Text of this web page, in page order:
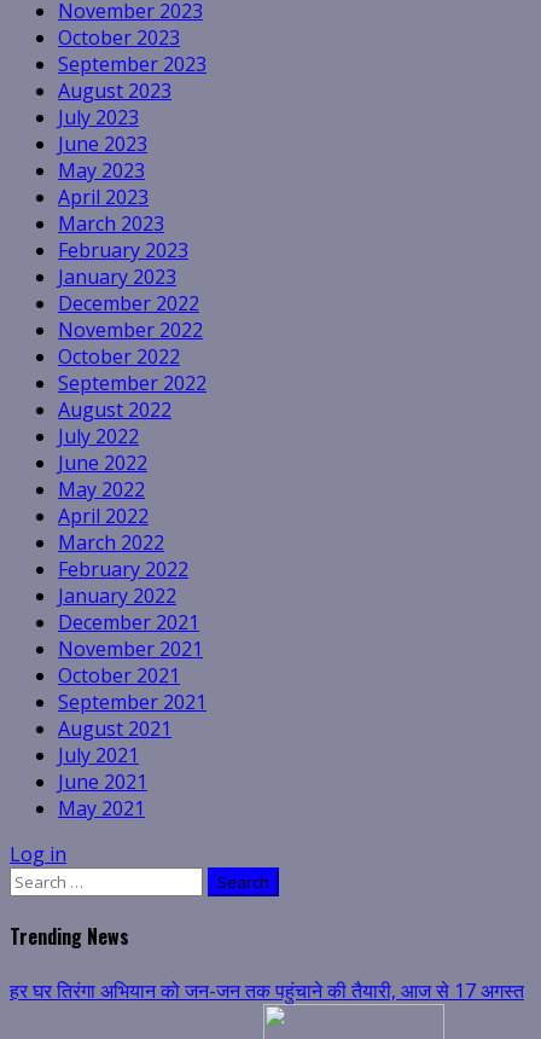
November 2023
October 2023
September 2023
August 2023
July 2023
June 2023
May 2023
April 2023
March 2023
February 2023
January 2023
December 2022
November 2022
October 2022
September 2022
August 2022
July 2022
June 2022
May 2022
April 2022
March 2022
February 2022
January 2022
December 2021
November 2021
October 2021
September 2021
August 2021
July 2021
June 2021
May 2021
Log in
Search
Trending News
हर घर तिरंगा अभियान को जन-जन तक पहुंचाने की तैयारी, आज से 17 अगस्त